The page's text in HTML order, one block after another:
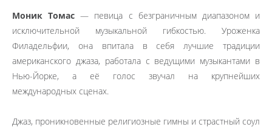
Моник Томас — певица с безграничным диапазоном и
исключительной музыкальной гибкостью. Уроженка
Филадельфии, она впитала в себя лучшие традиции
американского джаза, работала с ведущими музыкантами в
Нью-Йорке, а её голос звучал на крупнейших
международных сценах.
Джаз, проникновенные религиозные гимны и страстный соул